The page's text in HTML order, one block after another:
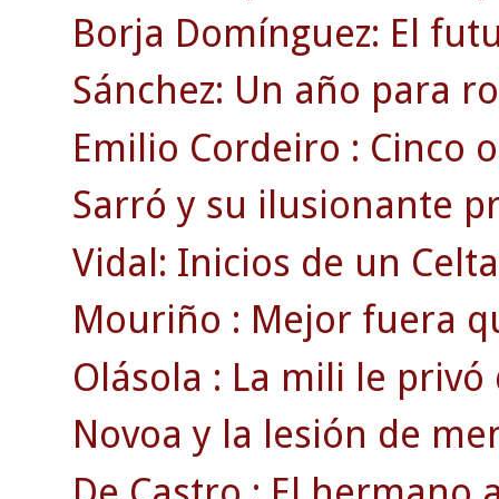
Borja Domínguez: El
Sánchez: Un año para
Emilio Cordeiro : Cinco
Sarró y su ilusionante
Vidal: Inicios de un
Mouriño : Mejor fuera
Olásola : La mili le
Novoa y la lesión de